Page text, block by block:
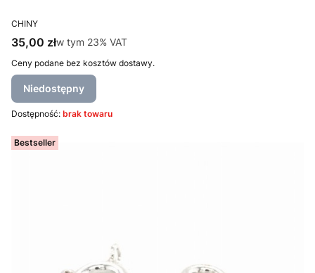
PRODUCENT
CHINY
Cena brutto
35,00 złw tym %s VAT
w tym 23% VAT
Ceny podane bez kosztów dostawy.
Niedostępny
Dostępność: brak towaru
Bestseller